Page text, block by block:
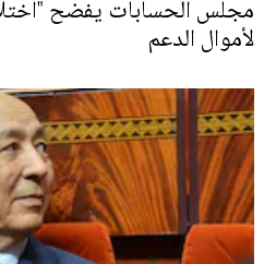
مجلس الحسابات يفضح
لأموال الدعم